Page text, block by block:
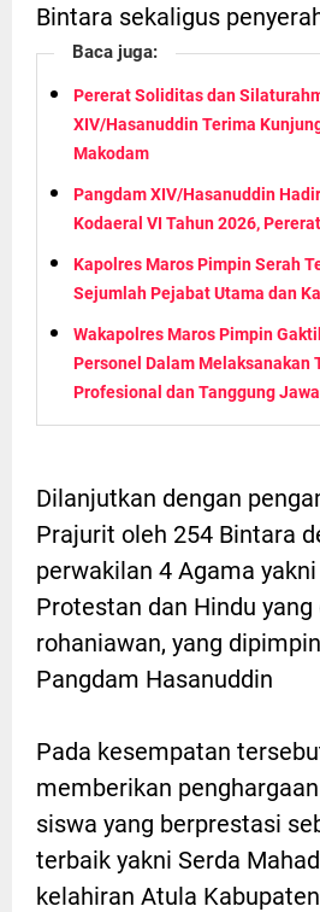
Bintara sekaligus
Baca juga:
Pererat Soliditas dan
XIV/Hasanuddin Terima
Makodam
Pangdam XIV/Hasanuddin
Kodaeral VI Tahun 2026,
Kapolres Maros Pimpin Serah
Sejumlah Pejabat Utama dan
Wakapolres Maros Pimpin
Personel Dalam Melaksanakan
Profesional dan Tanggung
Dilanjutkan dengan
Prajurit oleh 254 Bintara
perwakilan 4 Agama
Protestan dan Hindu
rohaniawan, yang
Pangdam Hasanuddin
Pada kesempatan
memberikan
siswa yang berprestasi
terbaik yakni Serda
kelahiran Atula